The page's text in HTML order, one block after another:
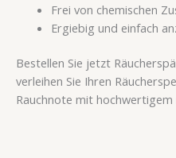
Frei von chemischen
Ergiebig und einfach
Bestellen Sie jetzt
verleihen Sie Ihren
Rauchnote mit